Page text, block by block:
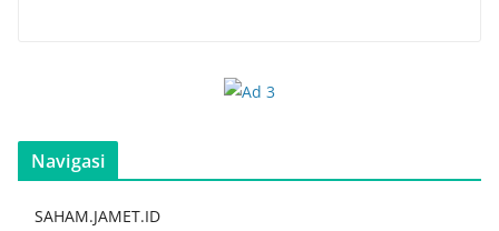
Navigasi
SAHAM.JAMET.ID